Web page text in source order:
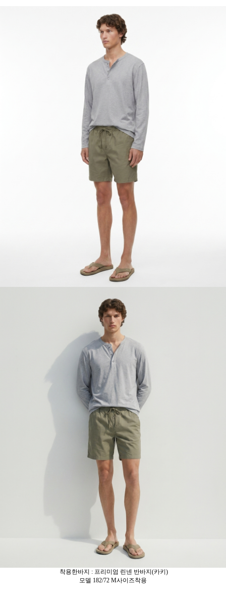
착용한바지 : 프리미엄 린넨 반바지(카키)
모델 182/72 M사이즈착용